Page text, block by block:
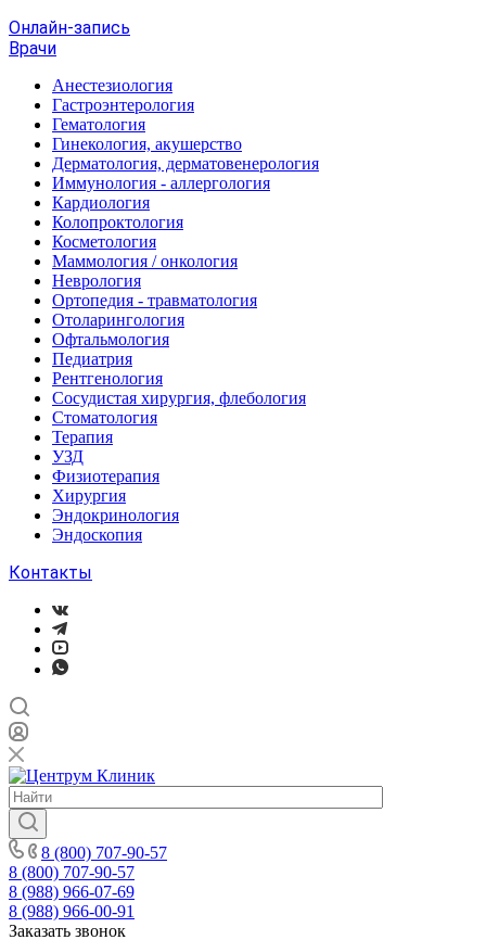
Онлайн-запись
Врачи
Анестезиология
Гастроэнтерология
Гематология
Гинекология, акушерство
Дерматология, дерматовенерология
Иммунология - аллергология
Кардиология
Колопроктология
Косметология
Маммология / онкология
Неврология
Ортопедия - травматология
Отоларингология
Офтальмология
Педиатрия
Рентгенология
Сосудистая хирургия, флебология
Стоматология
Терапия
УЗД
Физиотерапия
Хирургия
Эндокринология
Эндоскопия
Контакты
8 (800) 707-90-57
8 (800) 707-90-57
8 (988) 966-07-69
8 (988) 966-00-91
Заказать звонок